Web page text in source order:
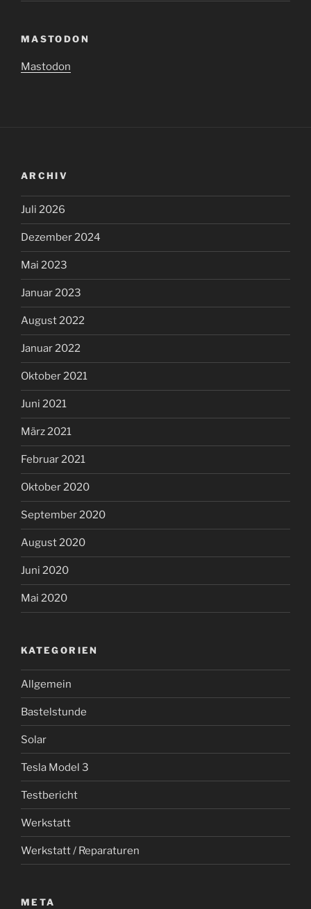
MASTODON
Mastodon
ARCHIV
Juli 2026
Dezember 2024
Mai 2023
Januar 2023
August 2022
Januar 2022
Oktober 2021
Juni 2021
März 2021
Februar 2021
Oktober 2020
September 2020
August 2020
Juni 2020
Mai 2020
KATEGORIEN
Allgemein
Bastelstunde
Solar
Tesla Model 3
Testbericht
Werkstatt
Werkstatt / Reparaturen
META